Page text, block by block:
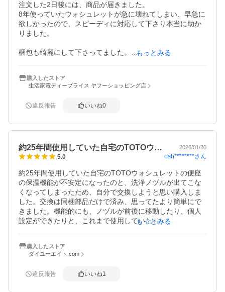
注文した2日後には、商品が届きました。
8年使っていたウォシュレットが急に壊れてしまい、早急に
欲しかったので、スピーディに対応して下さり本当に助か
りました。
梱包も綺麗にして下さってました。
リモコン付きで、トイレが広く感じられて、隙間掃除がし
取り扱い説明書を読んで、使いこなしていきたいと思いま
もっとみる
購入したストア
生活家電ディープライス ヤフーショッピング店
違反報告 いいね0
約25年間使用していた自宅のTOTOウ… 2026/01/30
5.0 osh********さん
約25年間使用していた自宅のTOTOウォシュレットの便座
の保温機能が不安定になったのと、洗浄ノヅルが出てこな
くなってしまったため、自分で交換しようと思い購入しま
した。交換は同梱部品だけで済み、思ってたより簡単にで
きました。機能的にも、ノヅルが前後に移動したり、個人
設定ができたりと、これまで使用していたものよりも優れ
もっとみる
購入したストア
ダイユーエイト.com
違反報告 いいね1